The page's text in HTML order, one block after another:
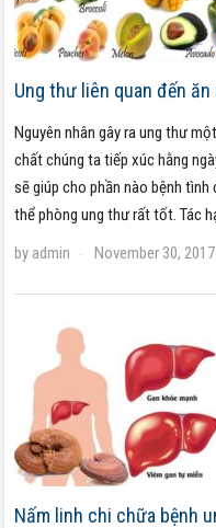
Ung thư liên quan đến
Nguyên nhân gây ra ung thư
chất chúng ta tiếp xúc hằng
sẽ giúp cho phần nào bệnh
thể phòng ung thư rất tốt. Tác
by admin · November 30, 2017
Nấm linh chi chữa bệnh